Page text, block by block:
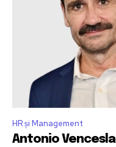
HR și Management
Antonio Vencesla